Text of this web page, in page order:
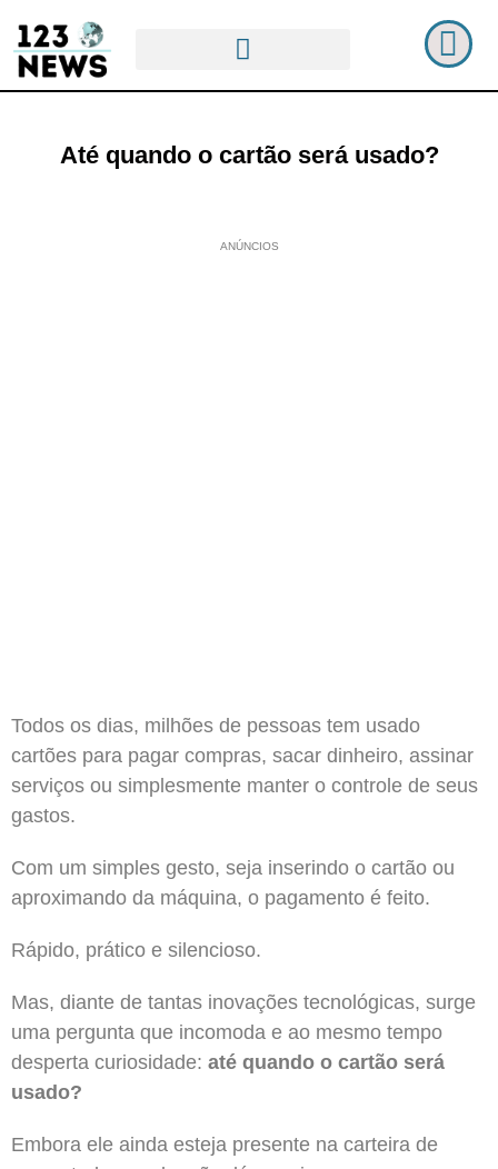
Até quando o cartão será usado?
ANÚNCIOS
Todos os dias, milhões de pessoas tem usado
cartões para pagar compras, sacar dinheiro, assinar
serviços ou simplesmente manter o controle de seus
gastos.
Com um simples gesto, seja inserindo o cartão ou
aproximando da máquina, o pagamento é feito.
Rápido, prático e silencioso.
Mas, diante de tantas inovações tecnológicas, surge
uma pergunta que incomoda e ao mesmo tempo
desperta curiosidade: até quando o cartão será
usado?
Embora ele ainda esteja presente na carteira de